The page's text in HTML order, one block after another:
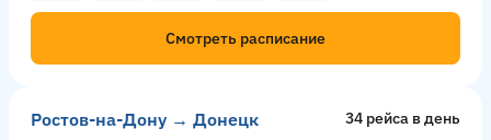
Смотреть расписание
Ростов-на-Дону → Донецк 34 рейсa в день